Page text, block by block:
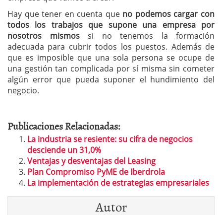
Hay que tener en cuenta que no podemos cargar con
todos los trabajos que supone una empresa por
nosotros mismossi no tenemos la formación
adecuada para cubrir todos los puestos. Además de
que es imposible que una sola persona se ocupe de
una gestión tan complicada por sí misma sin cometer
algún error que pueda suponer el hundimiento del
negocio.
Publicaciones Relacionadas:
La industria se resiente: su cifra de negocios
desciende un 31,0%
Ventajas y desventajas del Leasing
Plan Compromiso PyME de Iberdrola
La implementación de estrategias empresariales
Autor